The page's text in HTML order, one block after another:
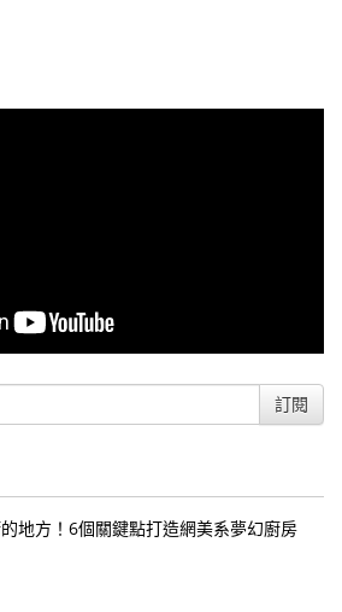
訂閱
地方！6個關鍵點打造網美系夢幻廚房